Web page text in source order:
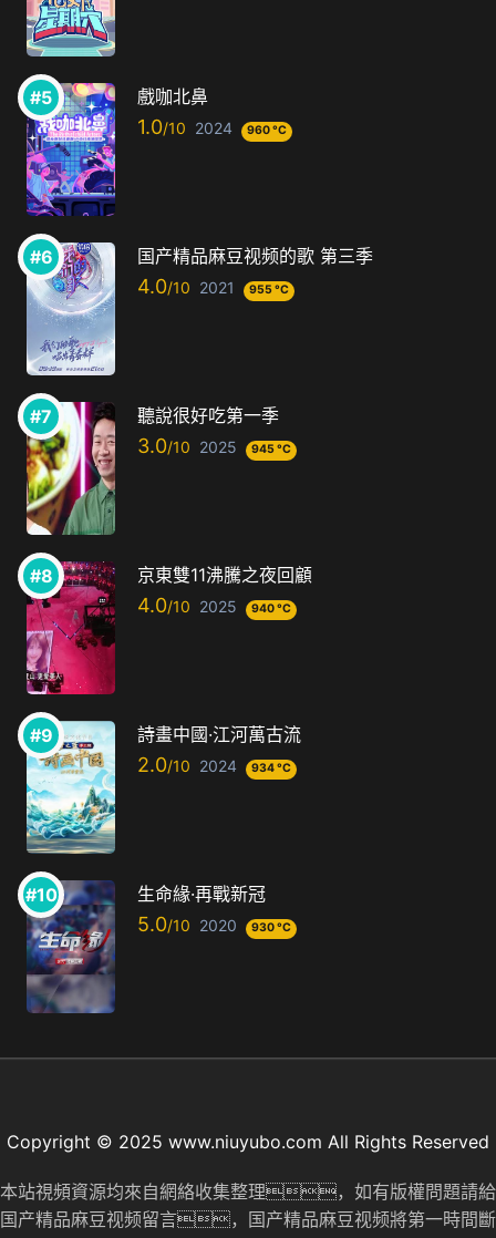
戲咖北鼻
1.0 2024 960 °C
国产精品麻豆视频的歌 第三季
4.0 2021 955 °C
聽說很好吃第一季
3.0 2025 945 °C
京東雙11沸騰之夜回顧
4.0 2025 940 °C
詩畫中國·江河萬古流
2.0 2024 934 °C
生命緣·再戰新冠
5.0 2020 930 °C
Copyright © 2025 www.niuyubo.com All Rights Reserved
本站視頻資源均來自網絡收集整理，如有版權問題請給
国产精品麻豆视频留言，国产精品麻豆视频將第一時間斷